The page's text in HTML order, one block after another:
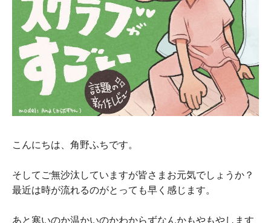
こんにちは、角野ふちです。
そしてご無沙汰していますが皆さまお元気でしょうか？
最近は時が流れるのがとっても早く感じます。
あと寒いのか温かいのかわからずなんかもやもやします